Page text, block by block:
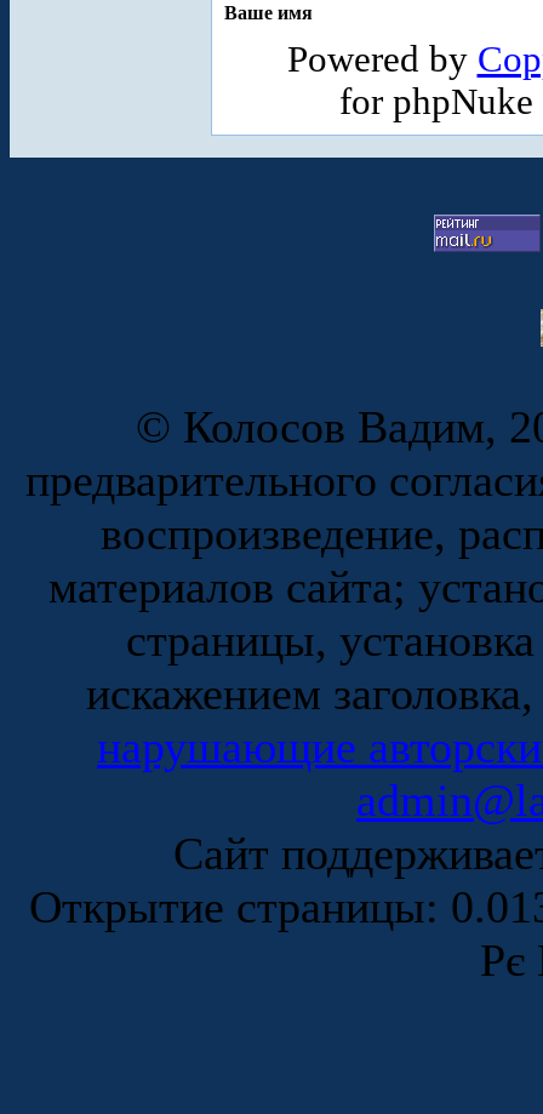
Ваше имя
Powered by
for
© Колосов Вадим,
предварительного
воспроизведение,
материалов сайта;
страницы,
искажением
нарушающие
Сайт
Открытие страницы:
Рє